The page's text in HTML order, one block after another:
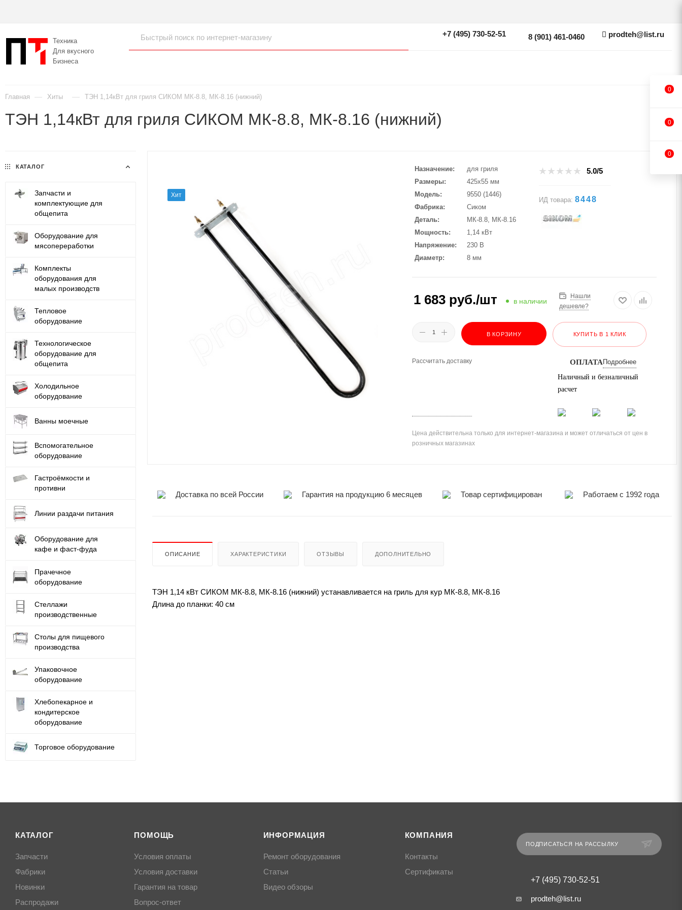
Техника
Для вкусного
Бизнеса
+7 (495) 730-52-51 8 (901) 461-0460 prodteh@list.ru
Главная — Хиты — ТЭН 1,14кВт для гриля СИКОМ МК-8.8, МК-8.16 (нижний)
ТЭН 1,14кВт для гриля СИКОМ МК-8.8, МК-8.16 (нижний)
Хит
Назначение
для гриля
Размеры
425х55 мм
Модель
9550 (1446)
Фабрика
Сиком
Деталь
МК-8.8, МК-8.16
Мощность
1,14 кВт
Напряжение
230 В
Диаметр
8 мм
5.0/5
ИД товара: 8448
1 683 руб./шт в наличии
Нашли
дешевле?
В КОРЗИНУ КУПИТЬ В 1 КЛИК
Рассчитать доставку ОПЛАТА Подробнее
Наличный и безналичный
расчет
Цена действительна только для интернет-магазина и может отличаться от цен в
розничных магазинах
Доставка по всей России Гарантия на продукцию 6 месяцев Товар сертифицирован Работаем с 1992 года
ОПИСАНИЕ ХАРАКТЕРИСТИКИ ОТЗЫВЫ ДОПОЛНИТЕЛЬНО
ТЭН 1,14 кВт СИКОМ МК-8.8, МК-8.16 (нижний) устанавливается на гриль для кур МК-8.8, МК-8.16
Длина до планки: 40 см
КАТАЛОГ
Запчасти и
комплектующие для
общепита
Оборудование для
мясопереработки
Комплекты
оборудования для
малых производств
Тепловое
оборудование
Технологическое
оборудование для
общепита
Холодильное
оборудование
Ванны моечные
Вспомогательное
оборудование
Гастроёмкости и
противни
Линии раздачи питания
Оборудование для
кафе и фаст-фуда
Прачечное
оборудование
Стеллажи
производственные
Столы для пищевого
производства
Упаковочное
оборудование
Хлебопекарное и
кондитерское
оборудование
Торговое оборудование
КАТАЛОГ
Запчасти
Фабрики
Новинки
Распродажи
ПОМОЩЬ
Условия оплаты
Условия доставки
Гарантия на товар
Вопрос-ответ
ИНФОРМАЦИЯ
Ремонт оборудования
Статьи
Видео обзоры
КОМПАНИЯ
Контакты
Сертификаты
ПОДПИСАТЬСЯ НА РАССЫЛКУ
+7 (495) 730-52-51
prodteh@list.ru
0
0
0